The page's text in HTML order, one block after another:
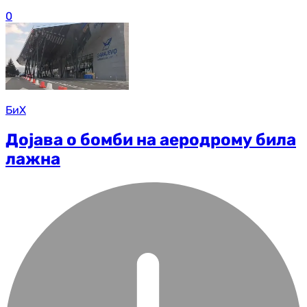
0
БиХ
Дојава о бомби на аеродрому била
лажна